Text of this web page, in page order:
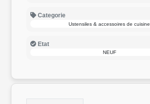
Categorie
Ustensiles & accessoires de cuisine
Etat
NEUF